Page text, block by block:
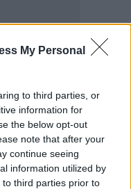
My Personal
to third parties, or
information for
the below opt-out
note that after your
continue seeing
information utilized by
third parties prior to